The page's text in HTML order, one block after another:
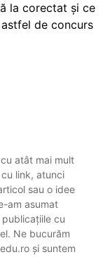
la corectat și ce
de concurs
atât mai mult
link, atunci
sau o idee
am asumat
cu
Ne bucurăm
și suntem